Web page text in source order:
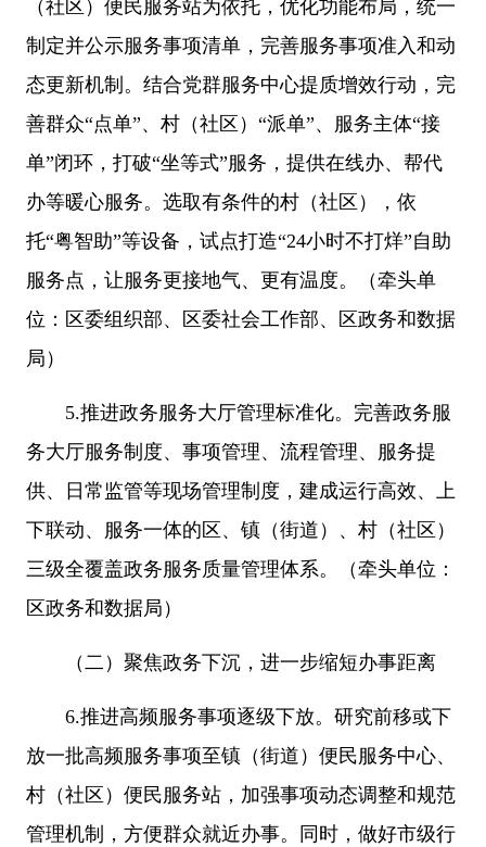
（社区）便民服务站为依托，优化功能布局，统一
制定并公示服务事项清单，完善服务事项准入和动
态更新机制。结合党群服务中心提质增效行动，完
善群众“点单”、村（社区）“派单”、服务主体“接
单”闭环，打破“坐等式”服务，提供在线办、帮代
办等暖心服务。选取有条件的村（社区），依
托“粤智助”等设备，试点打造“24小时不打烊”自助
服务点，让服务更接地气、更有温度。（牵头单
位：区委组织部、区委社会工作部、区政务和数据
局）
5.推进政务服务大厅管理标准化。完善政务服
务大厅服务制度、事项管理、流程管理、服务提
供、日常监管等现场管理制度，建成运行高效、上
下联动、服务一体的区、镇（街道）、村（社区）
三级全覆盖政务服务质量管理体系。（牵头单位：
区政务和数据局）
（二）聚焦政务下沉，进一步缩短办事距离
6.推进高频服务事项逐级下放。研究前移或下
放一批高频服务事项至镇（街道）便民服务中心、
村（社区）便民服务站，加强事项动态调整和规范
管理机制，方便群众就近办事。同时，做好市级行